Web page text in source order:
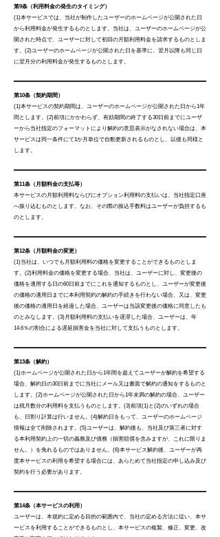
第9条（利用料金の発生のタイミング）
(1)本サービスでは、当社が制作したユーザーのホームページが公開された日
から利用料金が発生するものとします。当社は、ユーザーのホームページが公
開された時点で、ユーザーに対して初回の月額利用料金を請求するものとしま
す。(2)ユーザーのホームページが公開された日を基準に、翌月以降も同じ日
に翌月分の利用料金が発生するものとします。
第10条（契約期間）
(1)本サービスの契約期間は、ユーザーのホームページが公開された日から1年
間とします。(2)前項にかかわらず、有効期間の終了する30日前までにユーザ
ーから当社指定のフォーマットにより解約の意思表示がなされない場合は、本
サービスは同一条件にて1か月単位で自動更新されるものとし、以後も同様と
します。
第11条（月額料金の支払等）
本サービスの月額利用料ならびにオプション利用料の支払いは、当社指定口座
へ振り込むものとします。なお、その際の振込手数料はユーザーが負担するも
のとします。
第12条（月額料金の変更）
(1)当社は、いつでも月額利用料の価格を変更することができるものとしま
す。(2)利用料金の価格を変更する場合、当社は、ユーザーに対し、変更後の
価格を適用する日の60日前までにこれを通知するものとし、ユーザーが変更後
の価格の適用日までに本利用契約の解約の手続きを行わない場合、又は、変更
後の価格の適用日を経過した場合、ユーザーは当該変更後の価格に同意したも
のとみなします。(3)月額利用料の支払いを遅滞した場合、ユーザーは、年
14.6％の割合による遅延損害金を当社に対して支払うものとします。
第13条（解約）
(1)ホームページが公開された日から1年間を超えてユーザーが解約を希望する
場合、解約日の30日前までに当社にメール又は書面で解約の通知をするものと
します。(2)ホームページが公開された日から1年未満の解約の場合、ユーザー
は残月数分の利用料を支払うものとします。(3)前項(1)と(2)のいずれの場合
も、日割り計算は行いません。(4)解約日をもって、ユーザーのホームページ
情報は全て削除されます。(5)ユーザーは、解約後も、当社及び第三者に対す
る本利用契約上の一切の義務及び債務（損害賠償を含みますが、これに限りま
せん。）を免れるものではありません。(6)本サービス解約後、ユーザーが再
度本サービスの利用を希望する場合には、あらためて当社指定の申し込み及び
契約を行う必要があります。
第14条（本サービスの利用）
ユーザーは、本規約に定める目的の範囲内で、当社の定める方法に従い、本サ
ービスを利用することができるものとし、本サービスの複製、修正、変更、改